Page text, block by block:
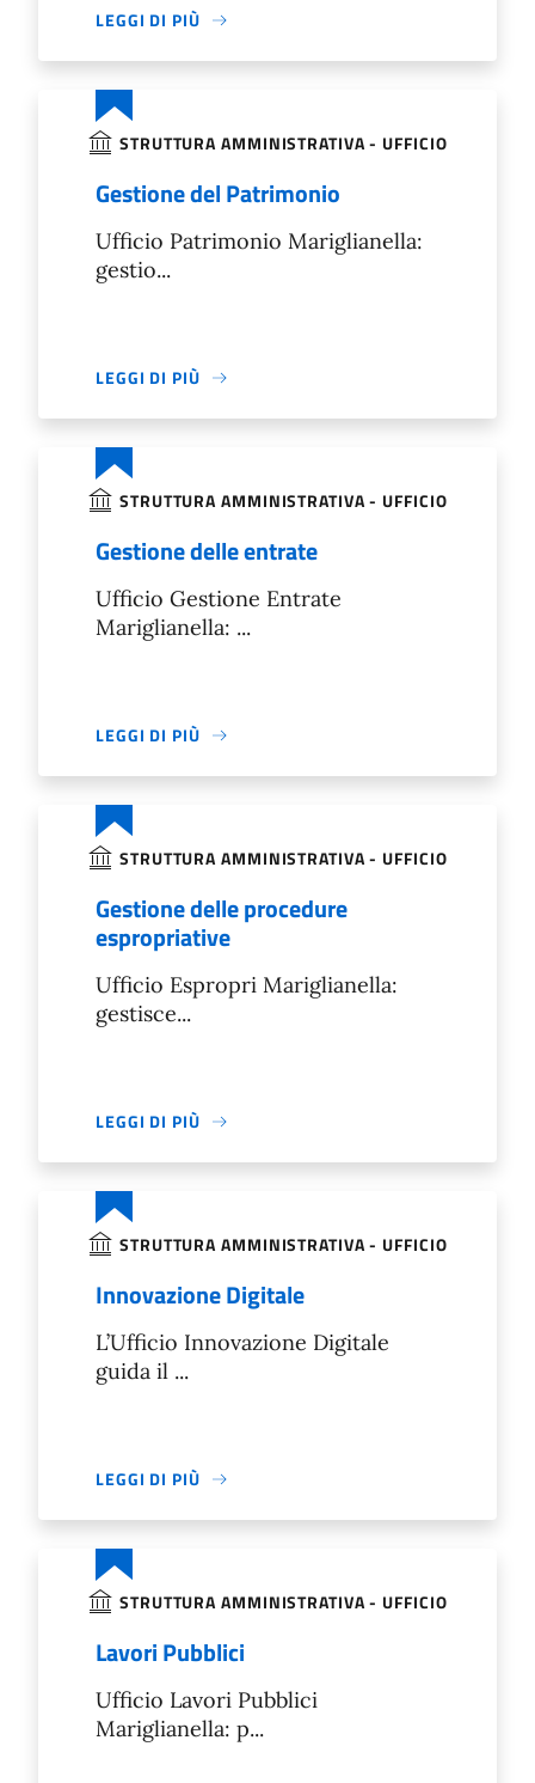
LEGGI DI PIÙ
STRUTTURA AMMINISTRATIVA - UFFICIO
Gestione del Patrimonio
Ufficio Patrimonio Mariglianella:
gestio...
LEGGI DI PIÙ
STRUTTURA AMMINISTRATIVA - UFFICIO
Gestione delle entrate
Ufficio Gestione Entrate
Mariglianella: ...
LEGGI DI PIÙ
STRUTTURA AMMINISTRATIVA - UFFICIO
Gestione delle procedure
espropriative
Ufficio Espropri Mariglianella:
gestisce...
LEGGI DI PIÙ
STRUTTURA AMMINISTRATIVA - UFFICIO
Innovazione Digitale
L’Ufficio Innovazione Digitale
guida il ...
LEGGI DI PIÙ
STRUTTURA AMMINISTRATIVA - UFFICIO
Lavori Pubblici
Ufficio Lavori Pubblici
Mariglianella: p...